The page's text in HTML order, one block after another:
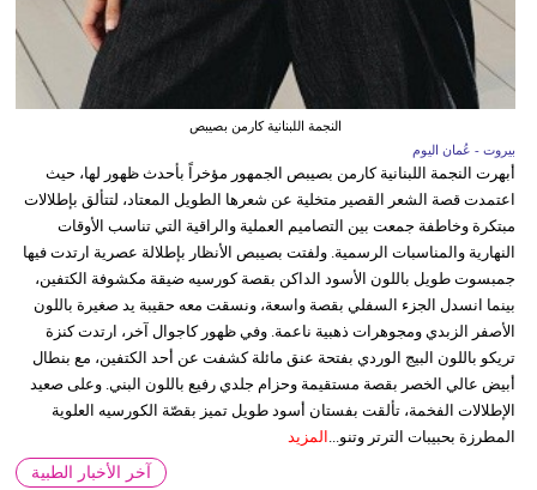
النجمة اللبنانية كارمن بصيبص
بيروت - عُمان اليوم
أبهرت النجمة اللبنانية كارمن بصيبص الجمهور مؤخراً بأحدث ظهور لها، حيث
اعتمدت قصة الشعر القصير متخلية عن شعرها الطويل المعتاد، لتتألق بإطلالات
مبتكرة وخاطفة جمعت بين التصاميم العملية والراقية التي تناسب الأوقات
النهارية والمناسبات الرسمية. ولفتت بصيبص الأنظار بإطلالة عصرية ارتدت فيها
جمبسوت طويل باللون الأسود الداكن بقصة كورسيه ضيقة مكشوفة الكتفين،
بينما انسدل الجزء السفلي بقصة واسعة، ونسقت معه حقيبة يد صغيرة باللون
الأصفر الزبدي ومجوهرات ذهبية ناعمة. وفي ظهور كاجوال آخر، ارتدت كنزة
تريكو باللون البيج الوردي بفتحة عنق مائلة كشفت عن أحد الكتفين، مع بنطال
أبيض عالي الخصر بقصة مستقيمة وحزام جلدي رفيع باللون البني. وعلى صعيد
الإطلالات الفخمة، تألقت بفستان أسود طويل تميز بقصّة الكورسيه العلوية
المطرزة بحبيبات الترتر وتنو...
المزيد
آخر الأخبار الطبية